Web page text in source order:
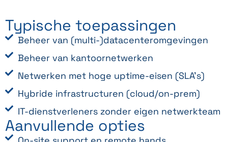
Typische toepassingen
Beheer van (multi-)datacenteromgevingen
Beheer van kantoornetwerken
Netwerken met hoge uptime-eisen (SLA’s)
Hybride infrastructuren (cloud/on-prem)
IT-dienstverleners zonder eigen netwerkteam
Aanvullende opties